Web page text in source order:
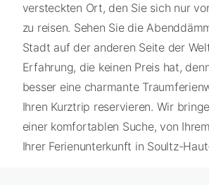
versteckten Ort, den Sie sich nur
zu reisen. Sehen Sie die
Stadt auf der anderen Seite der
Erfahrung, die keinen Preis hat,
besser eine charmante
Ihren Kurztrip reservieren. Wir
einer komfortablen Suche, von
Ihrer Ferienunterkunft in Soultz-